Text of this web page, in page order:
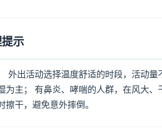
示
外出活动选择温度舒适的时段，活动
为主； 有鼻炎、哮喘的人群，在风大
干，避免意外摔倒。